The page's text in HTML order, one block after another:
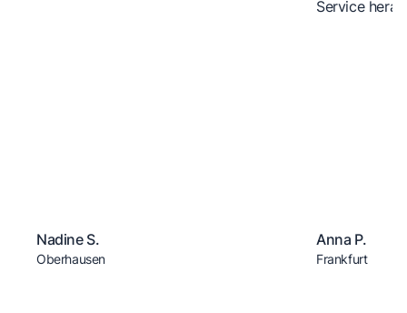
Nadine S.
Oberhausen
Service
Anna P.
Frankfurt